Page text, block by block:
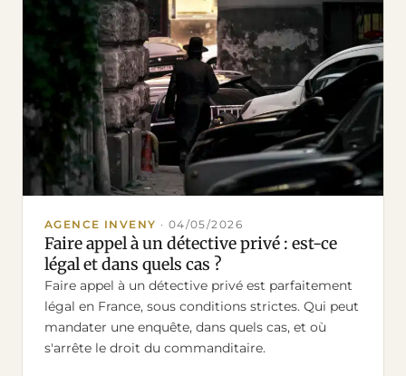
AGENCE INVENY · 04/05/2026
Faire appel à un détective privé : est-ce
légal et dans quels cas ?
Faire appel à un détective privé est parfaitement
légal en France, sous conditions strictes. Qui peut
mandater une enquête, dans quels cas, et où
s'arrête le droit du commanditaire.